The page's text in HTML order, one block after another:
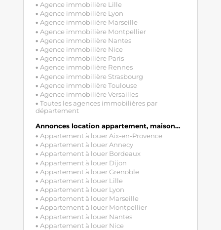
Agence immobilière Lille
Agence immobilière Lyon
Agence immobilière Marseille
Agence immobilière Montpellier
Agence immobilière Nantes
Agence immobilière Nice
Agence immobilière Paris
Agence immobilière Rennes
Agence immobilière Strasbourg
Agence immobilière Toulouse
Agence immobilière Versailles
Toutes les agences immobilières par
département
Annonces location appartement, maison…
Appartement à louer Aix-en-Provence
Appartement à louer Annecy
Appartement à louer Bordeaux
Appartement à louer Dijon
Appartement à louer Grenoble
Appartement à louer Lille
Appartement à louer Lyon
Appartement à louer Marseille
Appartement à louer Montpellier
Appartement à louer Nantes
Appartement à louer Nice